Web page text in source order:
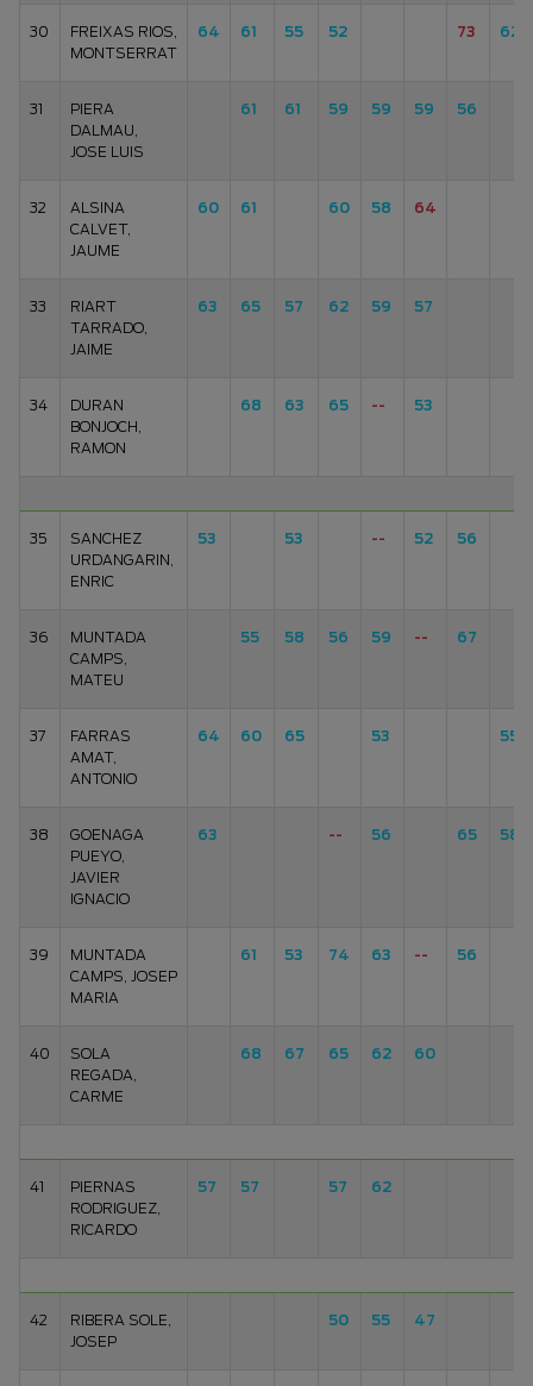
30
FREIXAS RIOS,
MONTSERRAT
64 61 55 52 73 62
31
PIERA
DALMAU,
JOSE LUIS
61 61 59 59 59 56
32
ALSINA
CALVET,
JAUME
60 61 60 58 64
33
RIART
TARRADO,
JAIME
63 65 57 62 59 57
34
DURAN
BONJOCH,
RAMON
68 63 65 -- 53
35
SANCHEZ
URDANGARIN,
ENRIC
53 53 -- 52 56
36
MUNTADA
CAMPS,
MATEU
55 58 56 59 -- 67
37
FARRAS
AMAT,
ANTONIO
64 60 65 53 55
38
GOENAGA
PUEYO,
JAVIER
IGNACIO
63 -- 56 65 58
39
MUNTADA
CAMPS, JOSEP
MARIA
61 53 74 63 -- 56
40
SOLA
REGADA,
CARME
68 67 65 62 60
41
PIERNAS
RODRIGUEZ,
RICARDO
57 57 57 62
42
RIBERA SOLE,
JOSEP
50 55 47